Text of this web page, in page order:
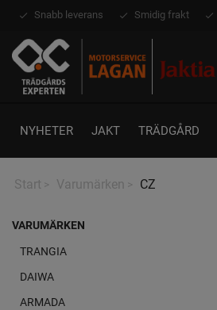
Snabb leverans Smidig frakt
NYHETER JAKT TRÄDGÅRD
Start > Varumärken > CZ
VARUMÄRKEN
TRANGIA
DAIWA
ARMADA